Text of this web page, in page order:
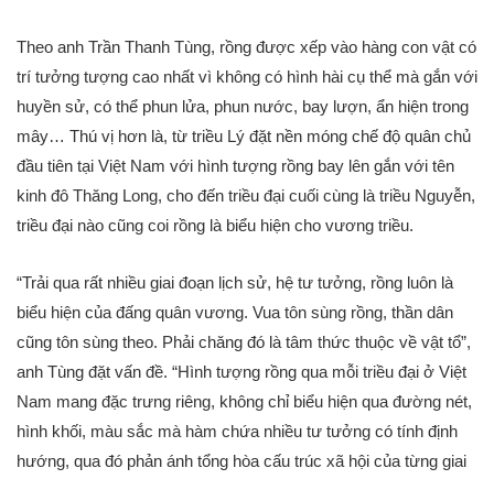
Theo anh Trần Thanh Tùng, rồng được xếp vào hàng con vật có
trí tưởng tượng cao nhất vì không có hình hài cụ thể mà gắn với
huyền sử, có thể phun lửa, phun nước, bay lượn, ẩn hiện trong
mây… Thú vị hơn là, từ triều Lý đặt nền móng chế độ quân chủ
đầu tiên tại Việt Nam với hình tượng rồng bay lên gắn với tên
kinh đô Thăng Long, cho đến triều đại cuối cùng là triều Nguyễn,
triều đại nào cũng coi rồng là biểu hiện cho vương triều.
“Trải qua rất nhiều giai đoạn lịch sử, hệ tư tưởng, rồng luôn là
biểu hiện của đấng quân vương. Vua tôn sùng rồng, thần dân
cũng tôn sùng theo. Phải chăng đó là tâm thức thuộc về vật tổ”,
anh Tùng đặt vấn đề. “Hình tượng rồng qua mỗi triều đại ở Việt
Nam mang đặc trưng riêng, không chỉ biểu hiện qua đường nét,
hình khối, màu sắc mà hàm chứa nhiều tư tưởng có tính định
hướng, qua đó phản ánh tổng hòa cấu trúc xã hội của từng giai